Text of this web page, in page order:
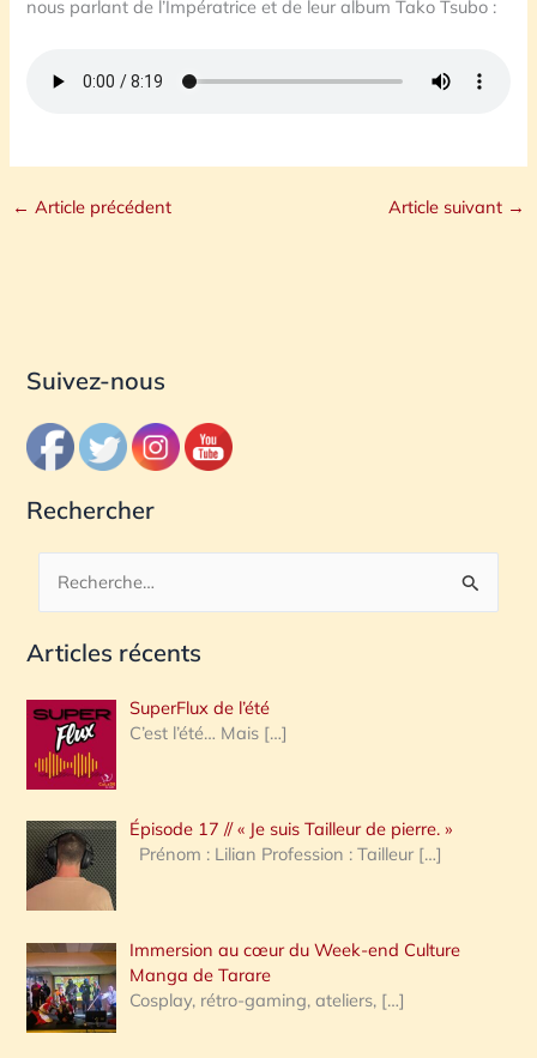
nous parlant de l’Impératrice et de leur album Tako Tsubo :
← Article précédent Article suivant →
Suivez-nous
Rechercher
c
e
r
c
h
e
:
Articles récents
SuperFlux de l’été
C’est l’été… Mais […]
Épisode 17 // « Je suis Tailleur de pierre. »
Prénom : Lilian Profession : Tailleur […]
Immersion au cœur du Week-end Culture
Manga de Tarare
Cosplay, rétro-gaming, ateliers, […]